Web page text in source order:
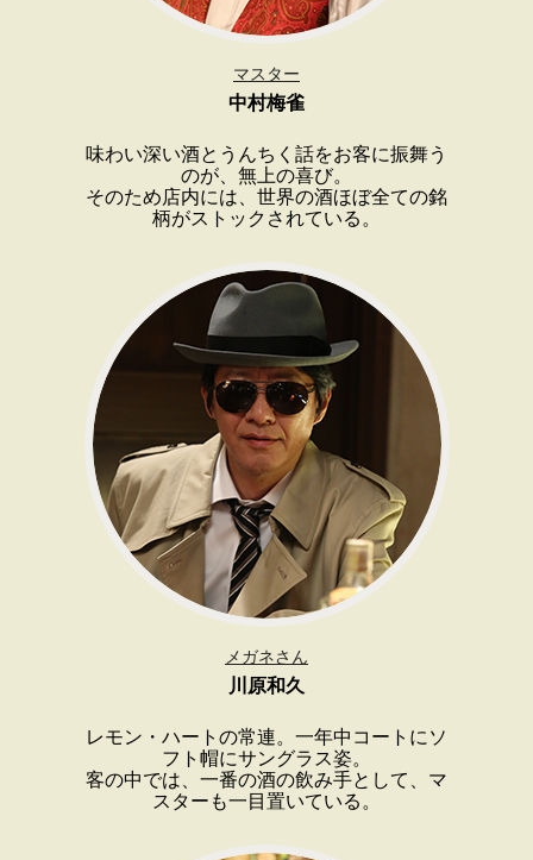
マスター
中村梅雀
味わい深い酒とうんちく話をお客に振舞う
のが、無上の喜び。
そのため店内には、世界の酒ほぼ全ての銘
柄がストックされている。
メガネさん
川原和久
レモン・ハートの常連。一年中コートにソ
フト帽にサングラス姿。
客の中では、一番の酒の飲み手として、マ
スターも一目置いている。